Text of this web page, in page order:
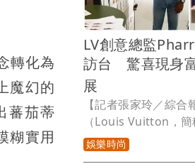
轉化為
魔幻的
蕃茄蒂
糊實用
LV創意總監
訪台 驚喜現身
展
【記者張家玲／綜合
（Louis Vuitton，
監「菲董」Pharrell
灣！富邦美術館今在
娛樂時尚